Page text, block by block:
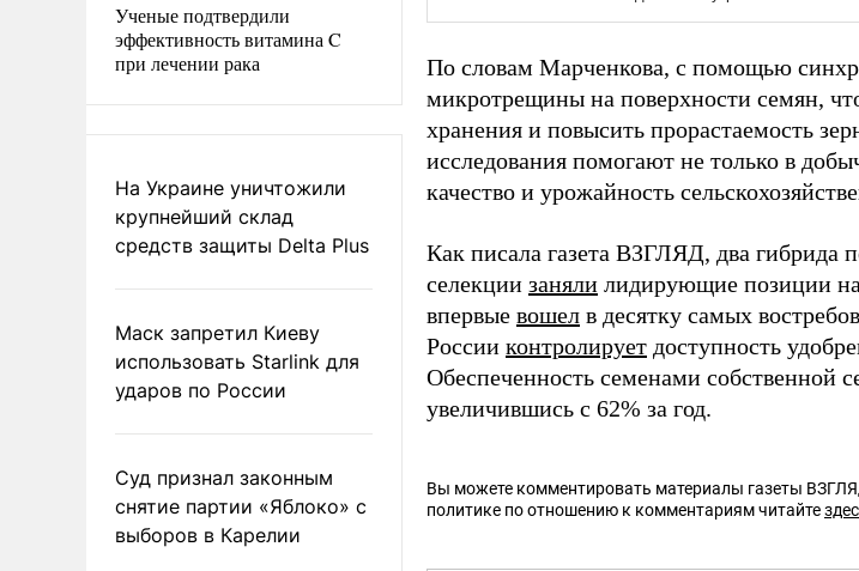
Ученые подтвердили
эффективность витамина C
при лечении рака
На Украине уничтожили
крупнейший склад
средств защиты Delta Plus
Маск запретил Киеву
использовать Starlink для
ударов по России
Суд признал законным
снятие партии «Яблоко» с
выборов в Карелии
По словам Марченкова, с помощью
микротрещины на поверхности семян,
хранения и повысить прорастаемость
исследования помогают не только в
качество и урожайность
Как писала газета ВЗГЛЯД, два гибрида
селекции заняли лидирующие позиции
впервые вошел в десятку самых
России контролирует доступность
Обеспеченность семенами собственной
увеличившись с 62% за год.
Вы можете комментировать материалы газеты
политике по отношению к комментариям читайте